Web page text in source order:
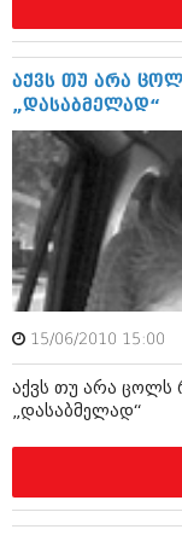
აგვისტო
ივნისი
მაისი
აპრილი
მარტი
თებერვალი
იანვარი
დეკემბერი
ნოემბერი
ოქტომბერი
აგვისტო
ივლისი
აპრილი
მარტი
თებერვალი
აქვს თუ არა
„დასაბმელად“
15/06/2010 15:00
აქვს თუ არა ცოლს
„დასაბმელად“